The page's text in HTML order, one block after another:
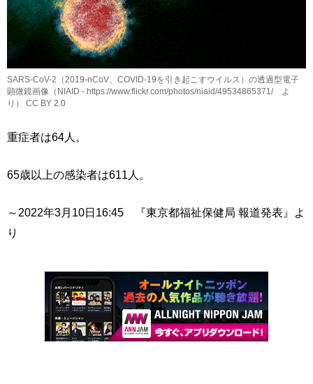
SARS-CoV-2（2019-nCoV、COVID-19を引き起こすウイルス）の透過型電子
顕微鏡画像（NIAID - https://www.flickr.com/photos/niaid/49534865371/ よ
り） CC BY 2.0
重症者は64人。
65歳以上の感染者は611人。
～2022年3月10日16:45 『東京都福祉保健局 報道発表』よ
り